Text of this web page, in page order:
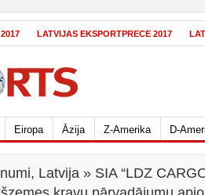
LATVIJAS EKSPORTPRECE 2017
Eiropa Āzija Z-Amerika D-
, Latvija » SIA “LDZ